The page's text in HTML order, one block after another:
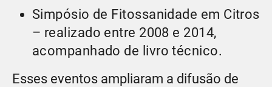
Simpósio de Fitossanidade em Citros
– realizado entre 2008 e 2014,
acompanhado de livro técnico.
Esses eventos ampliaram a difusão de